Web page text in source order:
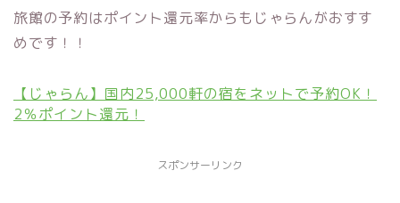
旅館の予約はポイント還元率からもじゃらんがおすす
めです！！
【じゃらん】国内25,000軒の宿をネットで予約OK！
2％ポイント還元！
スポンサーリンク